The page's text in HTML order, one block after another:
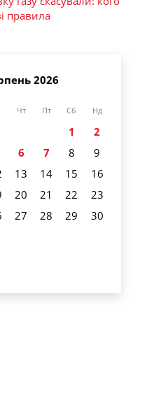
правила
2026
Чт Пт Сб Нд
1
2
6 7 8
9
13 14 15
16
20 21 22
23
27 28 29
30